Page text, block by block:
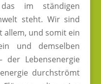
das im ständigen
steht. Wir sind
allem, und somit ein
und demselben
der Lebensenergie
durchströmt